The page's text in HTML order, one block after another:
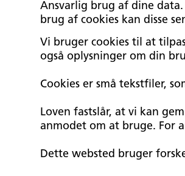
Ansvarlig brug af dine data.
brug af cookies kan disse
Vi bruger cookies til at
også oplysninger om din
Cookies er små tekstfiler,
Loven fastslår, at vi kan
anmodet om at bruge. For
Dette websted bruger